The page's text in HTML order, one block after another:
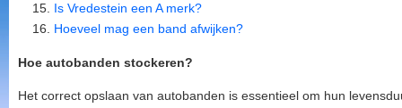
Is Vredestein een A merk?
Hoeveel mag een band afwijken?
Hoe autobanden stockeren?
Het correct opslaan van autobanden is essentieel om hun